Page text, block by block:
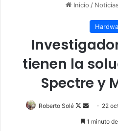
Inicio / Noticias
tienen la
Spectre y
Roberto Solé
F
o
S
22
1 minuto